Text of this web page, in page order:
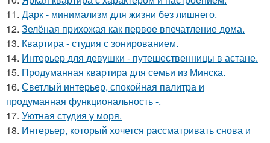
11. Дарк - минимализм для жизни без лишнего.
12. Зелёная прихожая как первое впечатление дома.
13. Квартира - студия с зонированием.
14. Интерьер для девушки - путешественницы в астане.
15. Продуманная квартира для семьи из Минска.
16. Светлый интерьер, спокойная палитра и
продуманная функциональность -.
17. Уютная студия у моря.
18. Интерьер, который хочется рассматривать снова и